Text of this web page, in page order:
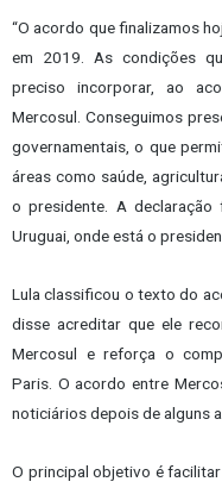
“O acordo que finalizamos
em 2019. As condições
preciso incorporar, ao
Mercosul. Conseguimos
governamentais, o que
áreas como saúde,
o presidente. A
Uruguai, onde está o
Lula classificou o texto do
disse acreditar que ele
Mercosul e reforça o
Paris. O acordo entre
noticiários depois de alguns
O principal objetivo é